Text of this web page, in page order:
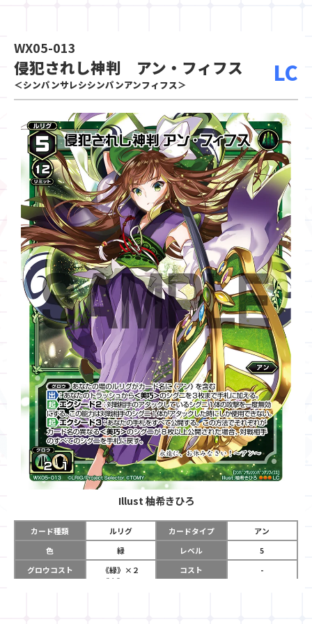
WX05-013
侵犯されし神判 アン・フィフス
＜シンパンサレシシンパンアンフィフス＞ LC
Illust柚希きひろ
カード種類 ルリグ カードタイプ
アン
色
緑 レベル
5
グロウコスト
《緑》×２
《白》×１
コスト -